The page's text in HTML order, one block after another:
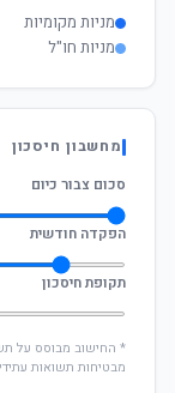
מניות מקומיות
מניות חו"ל
מחשבון חיסכון
סכום צבור כיום
הפקדה חודשית
תקופת חיסכון
מבטיחות תשואות